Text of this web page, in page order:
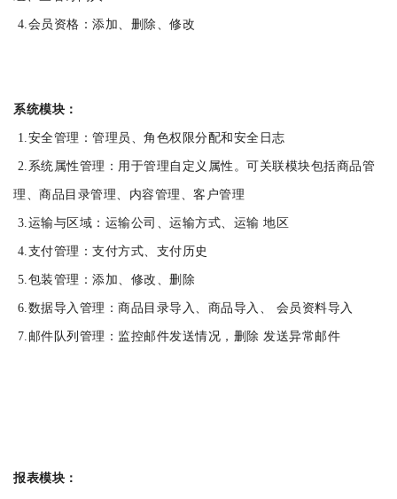
4.会员资格：添加、删除、修改
系统模块：
1.安全管理：管理员、角色权限分配和安全日志
2.系统属性管理：用于管理自定义属性。可关联模块包括商品管
理、商品目录管理、内容管理、客户管理
3.运输与区域：运输公司、运输方式、运输 地区
4.支付管理：支付方式、支付历史
5.包装管理：添加、修改、删除
6.数据导入管理：商品目录导入、商品导入、 会员资料导入
7.邮件队列管理：监控邮件发送情况，删除 发送异常邮件
报表模块：